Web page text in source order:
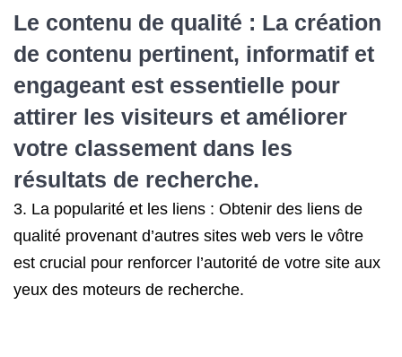
Le contenu de qualité : La création
de contenu pertinent, informatif et
engageant est essentielle pour
attirer les visiteurs et améliorer
votre classement dans les
résultats de recherche.
3. La popularité et les liens : Obtenir des liens de
qualité provenant d’autres sites web vers le vôtre
est crucial pour renforcer l’autorité de votre site aux
yeux des moteurs de recherche.